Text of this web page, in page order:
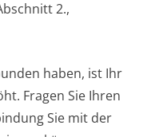
2.,
haben, ist Ihr
Fragen Sie Ihren
Sie mit der